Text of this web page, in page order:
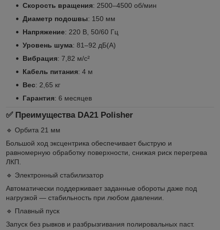
Скорость вращения: 2500–4500 об/мин
Диаметр подошвы: 150 мм
Напряжение: 220 В, 50/60 Гц
Уровень шума: 81–92 дБ(А)
Вибрация: 7,82 м/с²
Кабель питания: 4 м
Вес: 2,65 кг
Гарантия: 6 месяцев
✅ Преимущества DA21 Polisher
🔹 Орбита 21 мм
Большой ход эксцентрика обеспечивает быструю и
равномерную обработку поверхности, снижая риск перегрева
ЛКП.
🔹 Электронный стабилизатор
Автоматически поддерживает заданные обороты даже под
нагрузкой — стабильность при любом давлении.
🔹 Плавный пуск
Запуск без рывков и разбрызгивания полировальных паст.